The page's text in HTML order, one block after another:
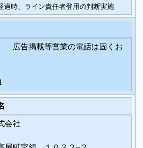
過時、ライン責任者登用の判断実施
掲載等営業の電話は固くお
会社